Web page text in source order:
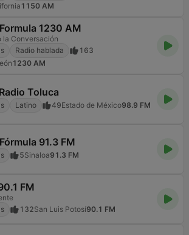
1150 AM
1230 AM
la Conversación
Radio hablada
163
1230 AM
Toluca
Latino 49Estado de México98.9 FM
91.3 FM
5Sinaloa91.3 FM
FM
132San Luis Potosí90.1 FM